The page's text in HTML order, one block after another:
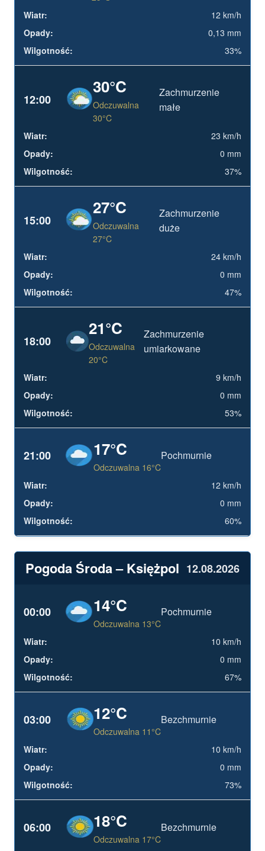
12 km/h
0,13 mm
33%
12:00
30°C
Odczuwalna
30°C
Zachmurzenie
małe
23 km/h
0 mm
37%
15:00
27°C
Odczuwalna
27°C
Zachmurzenie
duże
24 km/h
0 mm
47%
18:00
21°C
Odczuwalna
20°C
Zachmurzenie
umiarkowane
9 km/h
0 mm
53%
21:00 17°C
Odczuwalna 16°C
Pochmurnie
12 km/h
0 mm
60%
Pogoda Środa – Księżpol 12.08.2026
00:00 14°C
Odczuwalna 13°C
Pochmurnie
10 km/h
0 mm
67%
03:00 12°C
Odczuwalna 11°C
Bezchmurnie
10 km/h
0 mm
73%
06:00 18°C
Odczuwalna 17°C
Bezchmurnie